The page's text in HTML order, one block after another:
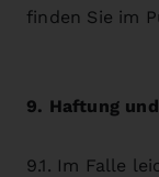
finden Sie im
9. Haftung
9.1. Im Falle